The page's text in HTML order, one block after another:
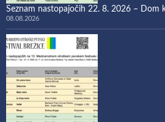
Seznam nastopajočih 22. 8. 2026 – Dom
08.08.2026